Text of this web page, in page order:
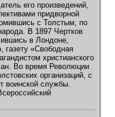
его произведений,
придворной
с Толстым, по
В 1897 Чертков
в Лондоне,
газету «Свободная
христианского
Во время Революции
организаций, с
воинской службы.